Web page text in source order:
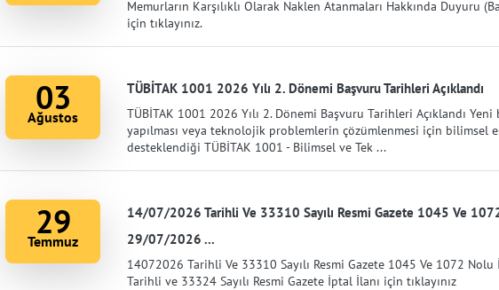
Memurların Karşılıklı Olarak Naklen Atanmaları Hakkında Duyuru
için tıklayınız.
03
Ağustos
TÜBİTAK 1001 2026 Yılı 2. Dönemi Başvuru Tarihleri Açıklandı
TÜBİTAK 1001 2026 Yılı 2. Dönemi Başvuru Tarihleri Açıklandı
yapılması veya teknolojik problemlerin çözümlenmesi için bilimsel
desteklendiği TÜBİTAK 1001 - Bilimsel ve Tek ...
29
Temmuz
14/07/2026 Tarihli Ve 33310 Sayılı Resmi Gazete 1045 Ve
29/07/2026 ...
14072026 Tarihli Ve 33310 Sayılı Resmi Gazete 1045 Ve 1072
Tarihli ve 33324 Sayılı Resmi Gazete İptal İlanı için tıklayınız